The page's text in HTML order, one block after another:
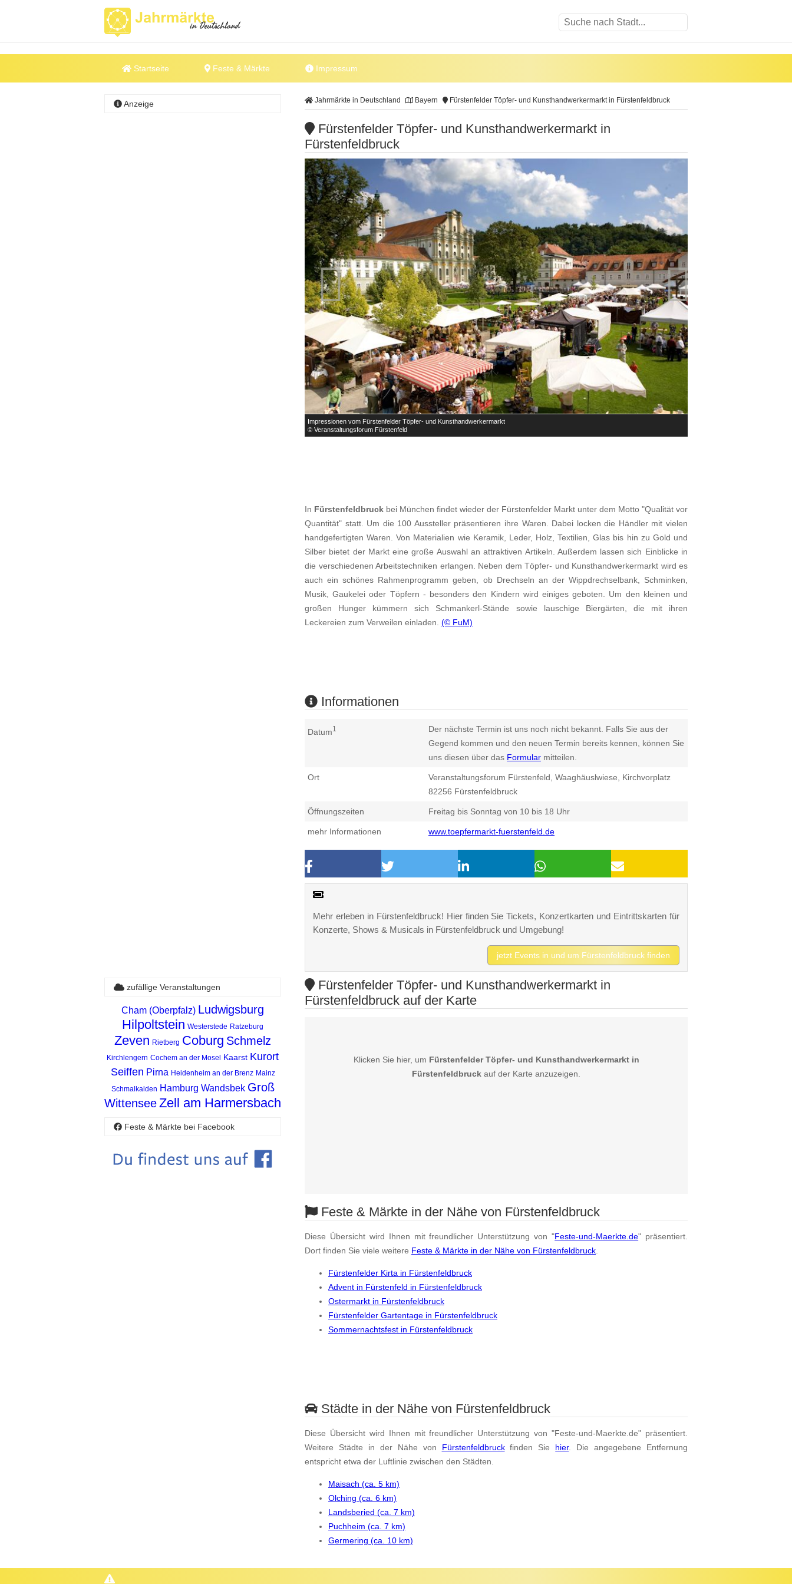
Startseite Feste & Märkte Impressum
Jahrmärkte in Deutschland Bayern Fürstenfelder Töpfer- und Kunsthandwerkermarkt in Fürstenfeldbruck
Fürstenfelder Töpfer- und Kunsthandwerkermarkt in
Fürstenfeldbruck
Impressionen vom Fürstenfelder Töpfer- und Kunsthandwerkermarkt
© Veranstaltungsforum Fürstenfeld
 
In Fürstenfeldbruck bei München findet wieder der Fürstenfelder Markt unter dem Motto "Qualität vor
Quantität" statt. Um die 100 Aussteller präsentieren ihre Waren. Dabei locken die Händler mit vielen
handgefertigten Waren. Von Materialien wie Keramik, Leder, Holz, Textilien, Glas bis hin zu Gold und
Silber bietet der Markt eine große Auswahl an attraktiven Artikeln. Außerdem lassen sich Einblicke in
die verschiedenen Arbeitstechniken erlangen. Neben dem Töpfer- und Kunsthandwerkermarkt wird es
auch ein schönes Rahmenprogramm geben, ob Drechseln an der Wippdrechselbank, Schminken,
Musik, Gaukelei oder Töpfern - besonders den Kindern wird einiges geboten. Um den kleinen und
großen Hunger kümmern sich Schmankerl-Stände sowie lauschige Biergärten, die mit ihren
Leckereien zum Verweilen einladen. (© FuM)
Informationen
Datum1
Der nächste Termin ist uns noch nicht bekannt. Falls Sie aus der
Gegend kommen und den neuen Termin bereits kennen, können Sie
uns diesen über das Formular mitteilen.
Ort
Veranstaltungsforum Fürstenfeld, Waaghäuslwiese, Kirchvorplatz
82256 Fürstenfeldbruck
Öffnungszeiten Freitag bis Sonntag von 10 bis 18 Uhr
mehr Informationen www.toepfermarkt-fuerstenfeld.de
Mehr erleben in Fürstenfeldbruck! Hier finden Sie Tickets, Konzertkarten und Eintrittskarten für
Konzerte, Shows & Musicals in Fürstenfeldbruck und Umgebung!
jetzt Events in und um Fürstenfeldbruck finden
Anzeige
Fürstenfelder Töpfer- und Kunsthandwerkermarkt in
Fürstenfeldbruck auf der Karte
Klicken Sie hier, um Fürstenfelder Töpfer- und Kunsthandwerkermarkt in
Fürstenfeldbruck auf der Karte anzuzeigen.
Feste & Märkte in der Nähe von Fürstenfeldbruck
Diese Übersicht wird Ihnen mit freundlicher Unterstützung von "Feste-und-Maerkte.de" präsentiert.
Dort finden Sie viele weitere Feste & Märkte in der Nähe von Fürstenfeldbruck
Fürstenfelder Kirta in Fürstenfeldbruck
Advent in Fürstenfeld in Fürstenfeldbruck
Ostermarkt in Fürstenfeldbruck
Fürstenfelder Gartentage in Fürstenfeldbruck
Sommernachtsfest in Fürstenfeldbruck
Städte in der Nähe von Fürstenfeldbruck
Diese Übersicht wird Ihnen mit freundlicher Unterstützung von "Feste-und-Maerkte.de" präsentiert.
Weitere Städte in der Nähe von Fürstenfeldbruckfinden Sie hier. Die angegebene Entfernung
entspricht etwa der Luftlinie zwischen den Städten.
Maisach (ca. 5 km)
Olching (ca. 6 km)
Landsberied (ca. 7 km)
Puchheim (ca. 7 km)
Germering (ca. 10 km)
zufällige Veranstaltungen
Cham (Oberpfalz) Ludwigsburg
Hilpoltstein Westerstede Ratzeburg
Zeven Rietberg Coburg Schmelz
Kirchlengern Cochem an der Mosel Kaarst Kurort
Seiffen Pirna Heidenheim an der Brenz Mainz
Schmalkalden Hamburg Wandsbek Groß
WittenseeZell am Harmersbach
Feste & Märkte bei Facebook